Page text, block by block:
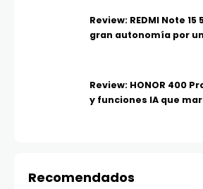
Review: REDMI Note
gran autonomía por
Review: HONOR 400
y funciones IA que
Recomendados